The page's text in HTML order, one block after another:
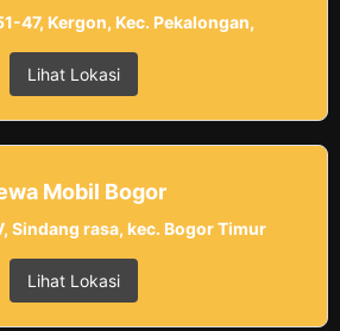
47, Kergon, Kec. Pekalongan,
Lihat Lokasi
Mobil Bogor
Sindang rasa, kec. Bogor Timur
Lihat Lokasi